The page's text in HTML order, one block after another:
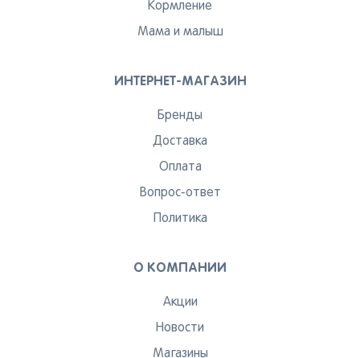
Кормление
Мама и малыш
ИНТЕРНЕТ-МАГАЗИН
Бренды
Доставка
Оплата
Вопрос-ответ
Политика
О КОМПАНИИ
Акции
Новости
Магазины